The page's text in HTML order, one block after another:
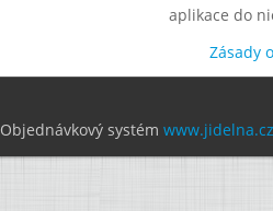
aplikace do
Zásady
Objednávkový systém www.jidelna.cz